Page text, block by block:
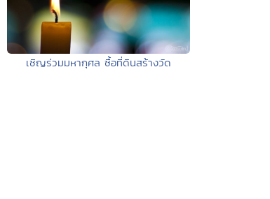
เชิญร่วมมหากุศล ซื้อที่ดินสร้างวัด